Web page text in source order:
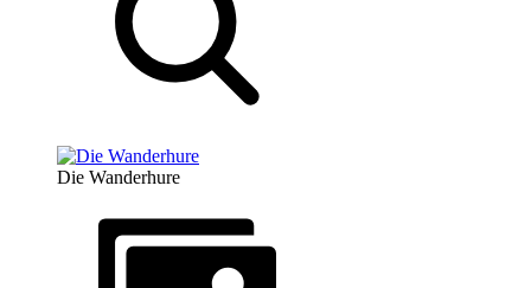
Die Wanderhure